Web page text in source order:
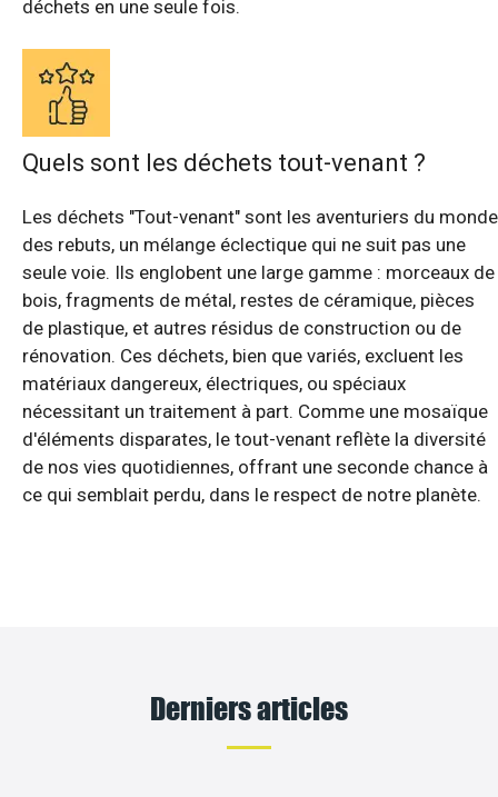
déchets en une seule fois.
Quels sont les déchets tout-venant ?
Les déchets "Tout-venant" sont les aventuriers du monde
des rebuts, un mélange éclectique qui ne suit pas une
seule voie. Ils englobent une large gamme : morceaux de
bois, fragments de métal, restes de céramique, pièces
de plastique, et autres résidus de construction ou de
rénovation. Ces déchets, bien que variés, excluent les
matériaux dangereux, électriques, ou spéciaux
nécessitant un traitement à part. Comme une mosaïque
d'éléments disparates, le tout-venant reflète la diversité
de nos vies quotidiennes, offrant une seconde chance à
ce qui semblait perdu, dans le respect de notre planète.
Derniers articles